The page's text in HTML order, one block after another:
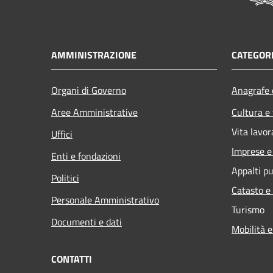
AMMINISTRAZIONE
Organi di Governo
Aree Amministrative
Uffici
Enti e fondazioni
Politici
Personale Amministrativo
Documenti e dati
Cultura
Vita
Imprese
Appalti
Catasto
Turismo
Mobilità
CONTATTI